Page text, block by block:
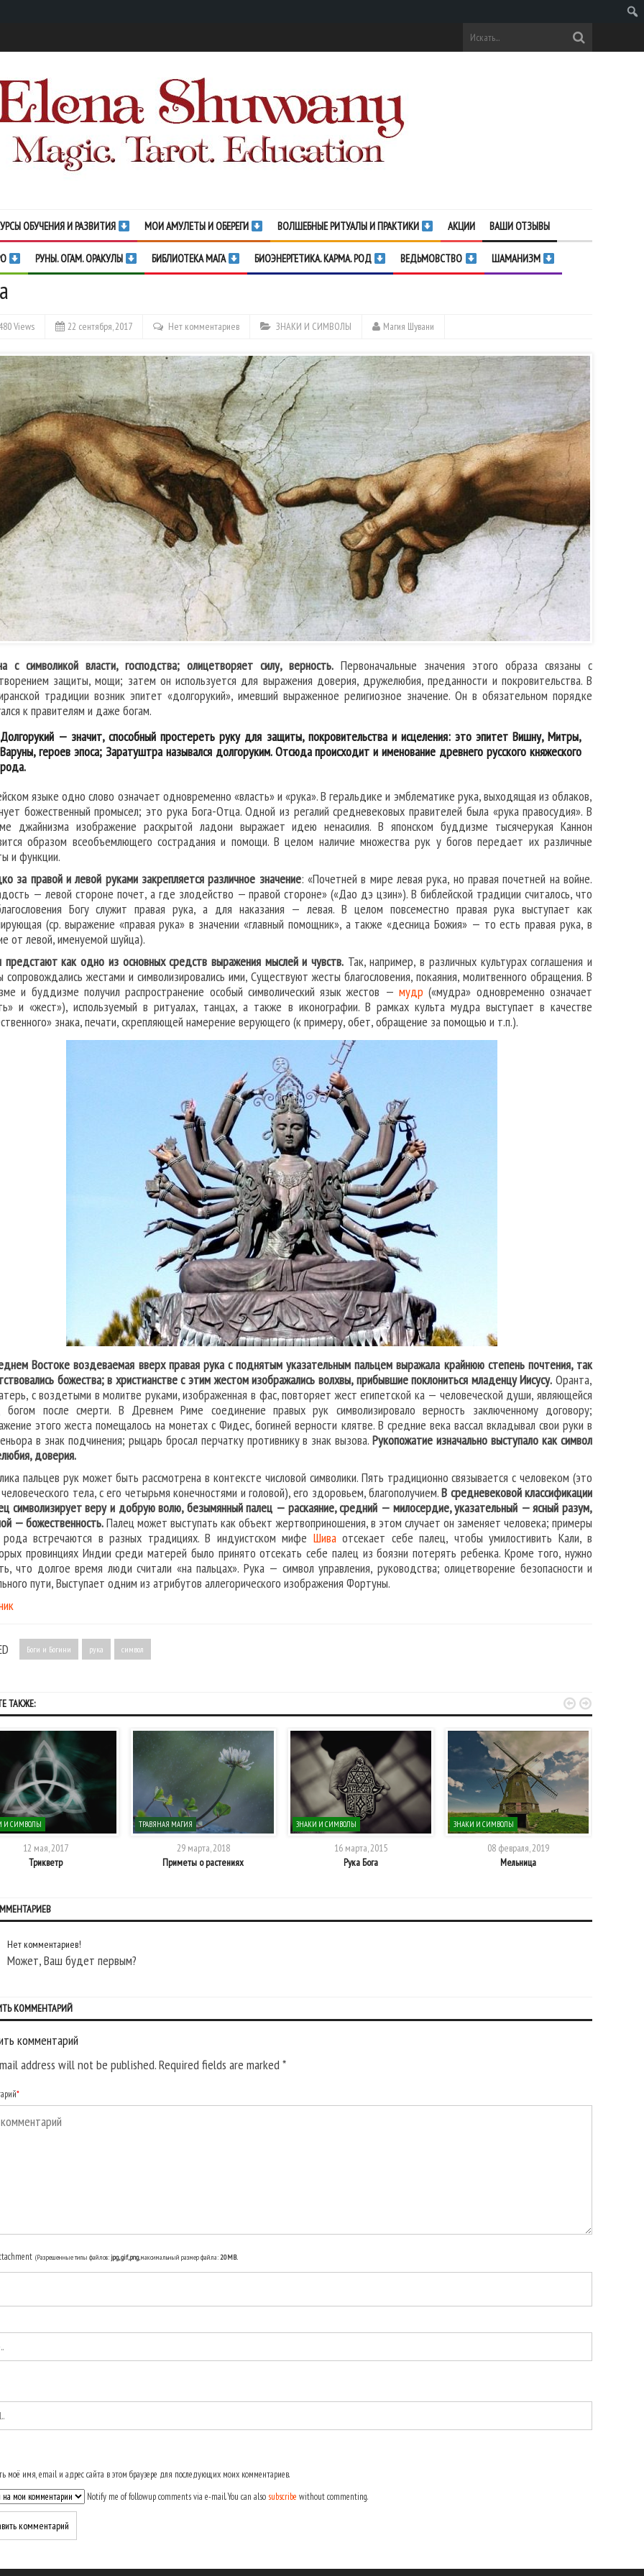
ОБУЧЕНИЯ И РАЗВИТИЯ МОИ АМУЛЕТЫ И ОБЕРЕГИ ВОЛШЕБНЫЕ РИТУАЛЫ И ПРАКТИКИ АКЦИИ ВАШИ ОТЗЫВЫ
РУНЫ. ОГАМ. ОРАКУЛЫ БИБЛИОТЕКА МАГА БИОЭНЕРГЕТИКА. КАРМА. РОД ВЕДЬМОВСТВО ШАМАНИЗМ
Views 22 сентября, 2017 Нет комментариев ЗНАКИ И СИМВОЛЫ Магия Шувани
с символикой власти, господства; олицетворяет силу, верность. Первоначальные значения этого образа связаны с
защиты, мощи; затем он используется для выражения доверия, дружелюбия, преданности и покровительства. В
традиции возник эпитет «долгорукий», имевший выраженное религиозное значение. Он в обязательном порядке
к правителям и даже богам.
Долгорукий — значит, способный простереть руку для защиты, покровительства и исцеления: это эпитет Вишну, Митры,
Варуны, героев эпоса; Заратуштра назывался долгоруким. Отсюда происходит и именование древнего русского княжеского
рода.
языке одно слово означает одновременно «власть» и «рука». В геральдике и эмблематике рука, выходящая из облаков,
божественный промысел; это рука Бога-Отца. Одной из регалий средневековых правителей была «рука правосудия». В
джайнизма изображение раскрытой ладони выражает идею ненасилия. В японском буддизме тысячерукая Каннон
образом всеобъемлющего сострадания и помощи. В целом наличие множества рук у богов передает их различные
и функции.
за правой и левой руками закрепляется различное значение: «Почетней в мире левая рука, но правая почетней на войне.
— левой стороне почет, а где злодейство — правой стороне» («Дао дэ цзин»). В библейской традиции считалось, что
Богу служит правая рука, а для наказания — левая. В целом повсеместно правая рука выступает как
(ср. выражение «правая рука» в значении «главный помощник», а также «десница Божия» — то есть правая рука, в
от левой, именуемой шуйца).
как одно из основных средств выражения мыслей и чувств. Так, например, в различных культурах соглашения и
сопровождались жестами и символизировались ими, Существуют жесты благословения, покаяния, молитвенного обращения. В
и буддизме получил распространение особый символический язык жестов —мудр («мудра» одновременно означает
и «жест»), используемый в ритуалах, танцах, а также в иконографии. В рамках культа мудра выступает в качестве
знака, печати, скрепляющей намерение верующего (к примеру, обет, обращение за помощью и т.п.).
Востоке воздеваемая вверх правая рука с поднятым указательным пальцем выражала крайнюю степень почтения, так
божества; в христианстве с этим жестом изображались волхвы, прибывшие поклониться младенцу Иисусу. Оранта,
с воздетыми в молитве руками, изображенная в фас, повторяет жест египетской ка — человеческой души, являющейся
богом после смерти. В Древнем Риме соединение правых рук символизировало верность заключенному договору;
этого жеста помещалось на монетах с Фидес, богиней верности клятве. В средние века вассал вкладывал свои руки в
в знак подчинения; рыцарь бросал перчатку противнику в знак вызова.Рукопожатие изначально выступало как символ
доверия.
пальцев рук может быть рассмотрена в контексте числовой символики. Пять традиционно связывается с человеком (это
тела, с его четырьмя конечностями и головой), его здоровьем, благополучием.В средневековой классификации
символизирует веру и добрую волю, безымянный палец — раскаяние, средний — милосердие, указательный — ясный разум,
— божественность.Палец может выступать как объект жертвоприношения, в этом случает он заменяет человека; примеры
рода встречаются в разных традициях. В индуистском мифе Шиваотсекает себе палец, чтобы умилостивить Кали, в
провинциях Индии среди матерей было принято отсекать себе палец из боязни потерять ребенка. Кроме того, нужно
что долгое время люди считали «на пальцах». Рука — символ управления, руководства; олицетворение безопасности и
пути, Выступает одним из атрибутов аллегорического изображения Фортуны.
Боги и Богини рука символ
ТАКЖЕ:
И СИМВОЛЫ
12 мая, 2017
Трикветр
ТРАВЯНАЯ МАГИЯ
29 марта, 2018
Приметы о растениях
ЗНАКИ И СИМВОЛЫ
16 марта, 2015
Рука Бога
ЗНАКИ И СИМВОЛЫ
08 февраля, 2019
Мельница
 
Нет комментариев!
Может, Ваш будет первым?
КОММЕНТАРИЙ
комментарий
address will not be published. Required fields are marked*
*
(Разрешенные типы файлов:jpg, gif, png, максимальный размер файла:20MB.
моё имя, email и адрес сайта в этом браузере для последующих моих комментариев.
Notify me of followup comments via e-mail. You can also subscribe without commenting.